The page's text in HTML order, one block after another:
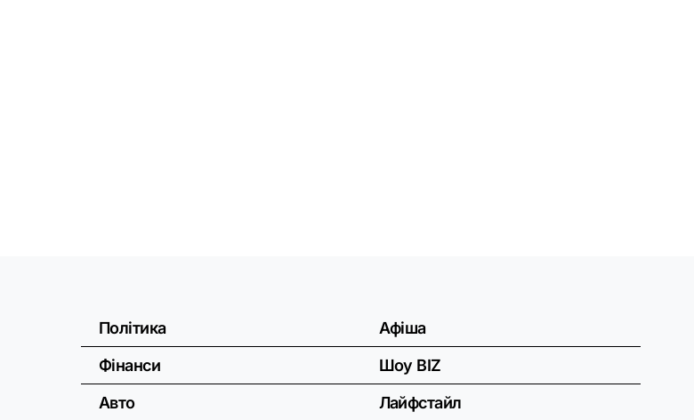
Політика
Фінанси
Авто
Афіша
Шоу BIZ
Лайфстайл